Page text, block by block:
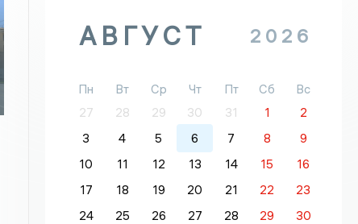
АВГУСТ 2026
Пн Вт Ср Чт Пт Сб
Вс
27
28 29 30 31 1
2
3
4 5 6 7 8
9
10
11 12 13 14 15
16
17
18 19 20 21 22
23
24
25 26 27 28 29
30